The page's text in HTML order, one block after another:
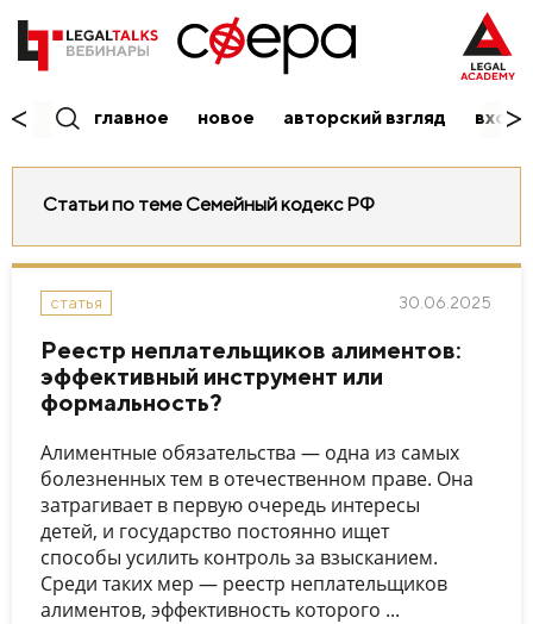
главное новое авторский взгляд вход/
Статьи по теме Семейный кодекс РФ
статья 30.06.2025
Реестр неплательщиков алиментов:
эффективный инструмент или
формальность?
Алиментные обязательства — одна из самых
болезненных тем в отечественном праве. Она
затрагивает в первую очередь интересы
детей, и государство постоянно ищет
способы усилить контроль за взысканием.
Среди таких мер — реестр неплательщиков
алиментов, эффективность которого ...